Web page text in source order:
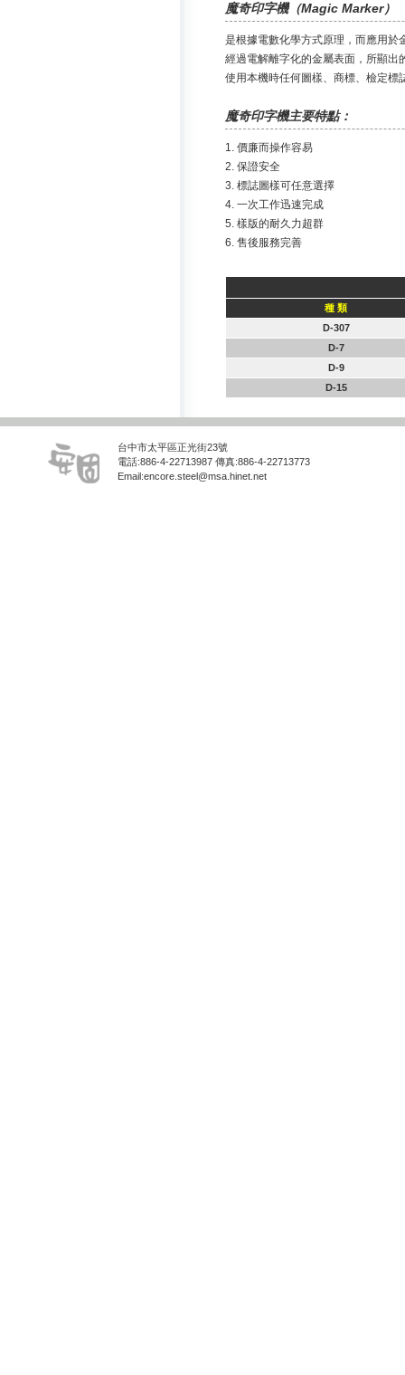
魔奇印字機（Magic Marker）
是根據電數化學方式原理，而應用於
經過電解離字化的金屬表面，所顯出
使用本機時任何圖樣、商標、檢定標
魔奇印字機主要特點：
1. 價廉而操作容易
2. 保證安全
3. 標誌圖樣可任意選擇
4. 一次工作迅速完成
5. 樣版的耐久力超群
6. 售後服務完善
種 類
D-307
D-7
D-9
D-15
台中市太平區正光街23號
電話:886-4-22713987 傳真:886-4-22713773
Email:encore.steel@msa.hinet.net